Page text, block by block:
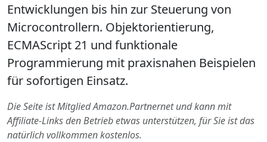
Entwicklungen bis hin zur Steuerung von
Microcontrollern. Objektorientierung,
ECMAScript 21 und funktionale
Programmierung mit praxisnahen Beispielen
für sofortigen Einsatz.
Die Seite ist Mitglied Amazon.Partnernet und kann mit
Affiliate-Links den Betrieb etwas unterstützen, für Sie ist das
natürlich vollkommen kostenlos.